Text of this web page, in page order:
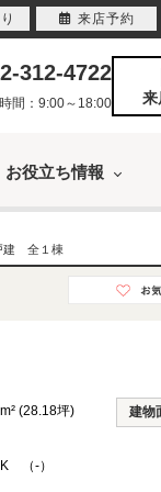
312-4722
間：9:00～18:00 来
お役立ち情報
建 全１棟
(28.18坪) 建物
（-）
来店予約